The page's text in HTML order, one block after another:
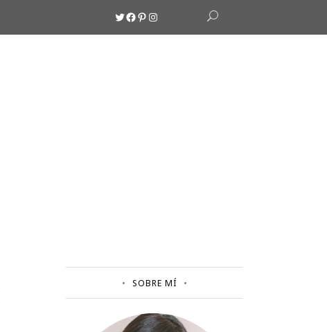
Twitter
Facebook
Pinterest
Instagram
SOBRE MÍ